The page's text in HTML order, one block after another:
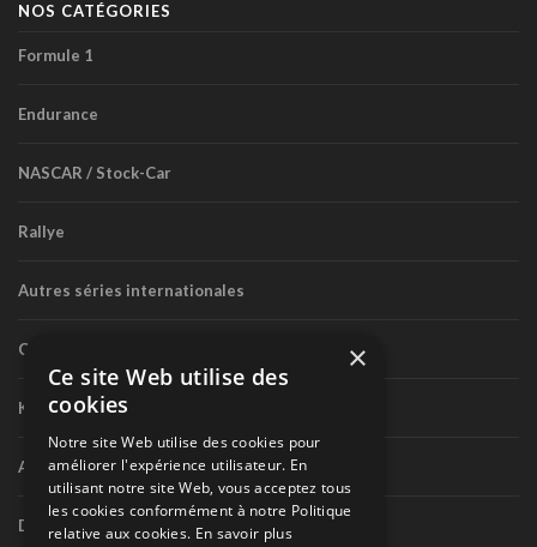
NOS CATÉGORIES
Formule 1
Endurance
NASCAR / Stock-Car
Rallye
Autres séries internationales
Circuit routier canadien
Karting
Autres séries nationales
Divers
×
Ce site Web utilise des
cookies
Notre site Web utilise des cookies pour
améliorer l'expérience utilisateur. En
utilisant notre site Web, vous acceptez tous
les cookies conformément à notre Politique
relative aux cookies. En savoir plus